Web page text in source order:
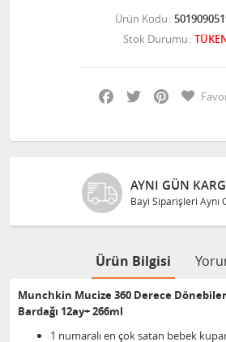
Ürün Kodu
Stok Durumu
Facebook
Twitter Pinterest
AYNI GÜN
Bayi Siparişleri Aynı
Ürün Bilgisi
Munchkin Mucize 360 Derece
Bardağı 12ay+ 266ml
1 numaralı en çok satan bebek